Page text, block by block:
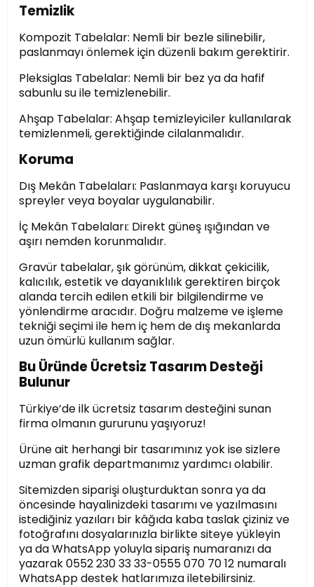
Temizlik
Kompozit Tabelalar: Nemli bir bezle silinebilir,
paslanmayı önlemek için düzenli bakım gerektirir.
Pleksiglas Tabelalar: Nemli bir bez ya da hafif
sabunlu su ile temizlenebilir.
Ahşap Tabelalar: Ahşap temizleyiciler kullanılarak
temizlenmeli, gerektiğinde cilalanmalıdır.
Koruma
Dış Mekân Tabelaları: Paslanmaya karşı koruyucu
spreyler veya boyalar uygulanabilir.
İç Mekân Tabelaları: Direkt güneş ışığından ve
aşırı nemden korunmalıdır.
Gravür tabelalar, şık görünüm, dikkat çekicilik,
kalıcılık, estetik ve dayanıklılık gerektiren birçok
alanda tercih edilen etkili bir bilgilendirme ve
yönlendirme aracıdır. Doğru malzeme ve işleme
tekniği seçimi ile hem iç hem de dış mekanlarda
uzun ömürlü kullanım sağlar.
Bu Üründe Ücretsiz Tasarım Desteği
Bulunur
Türkiye’de ilk ücretsiz tasarım desteğini sunan
firma olmanın gururunu yaşıyoruz!
Ürüne ait herhangi bir tasarımınız yok ise sizlere
uzman grafik departmanımız yardımcı olabilir.
Sitemizden siparişi oluşturduktan sonra ya da
öncesinde hayalinizdeki tasarımı ve yazılmasını
istediğiniz yazıları bir kâğıda kaba taslak çiziniz ve
fotoğrafını dosyalarınızla birlikte siteye yükleyin
ya da WhatsApp yoluyla sipariş numaranızı da
yazarak 0552 230 33 33-0555 070 70 12 numaralı
WhatsApp destek hatlarımıza iletebilirsiniz.